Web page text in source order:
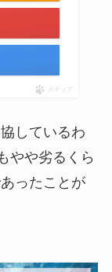
ポチップ
しているわ
やや劣るくら
ったことが